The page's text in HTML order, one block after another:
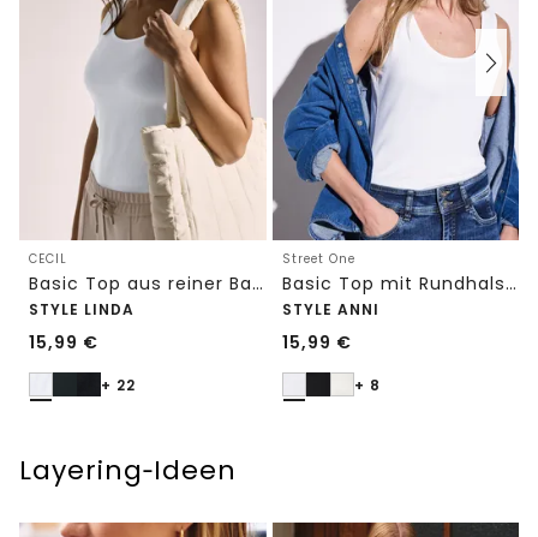
CECIL
Basic Top aus reiner Baumwolle
STYLE LINDA
15,99 €
+ 22
Street One
Basic Top mit Rundhals in Unifarbe
STYLE ANNI
15,99 €
+ 8
Layering‑Ideen